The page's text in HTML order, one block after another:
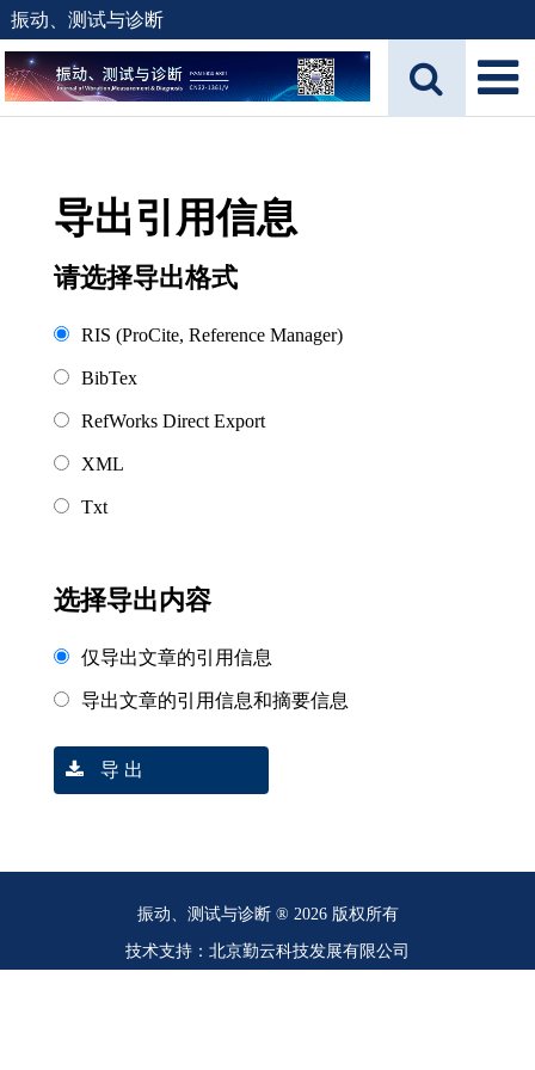
振动、测试与诊断
导出引用信息
请选择导出格式
RIS (ProCite, Reference Manager)
BibTex
RefWorks Direct Export
XML
Txt
选择导出内容
仅导出文章的引用信息
导出文章的引用信息和摘要信息
导 出
振动、测试与诊断 ® 2026 版权所有
技术支持：北京勤云科技发展有限公司